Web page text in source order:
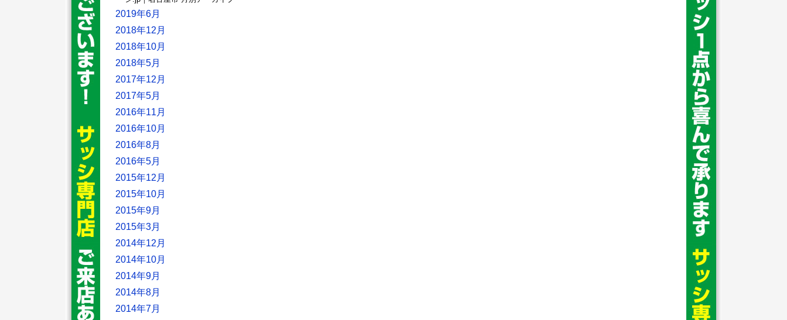
2019年6月
2018年12月
2018年10月
2018年5月
2017年12月
2017年5月
2016年11月
2016年10月
2016年8月
2016年5月
2015年12月
2015年10月
2015年9月
2015年3月
2014年12月
2014年10月
2014年9月
2014年8月
2014年7月